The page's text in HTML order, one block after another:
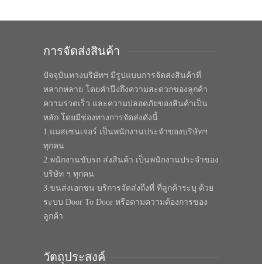
การจัดส่งสินค้า
ปัจจุบันทางบริษัทฯ มีรูปแบบการจัดส่งสินค้าที่
หลากหลาย โดยคำนึงถึงความสะดวกของลูกค้า
ความรวดเร็ว และความปลอดภัยของสินค้าเป็น
หลัก โดยมีช่องทางการจัดส่งดังนี้
1.แมสเซนเจอร์ เป็นพนักงานประจำของบริษัทฯ
ทุกคน
2.พนักงานขับรถ ส่งสินค้า เป็นพนักงานประจำของ
บริษัท ฯ ทุกคน
3.ขนส่งเอกชน บริการจัดส่งถึงที่ ที่ลูกค้าระบุ ด้วย
ระบบ Door To Door หรือตามความต้องการของ
ลูกค้า
วัตถุประสงค์